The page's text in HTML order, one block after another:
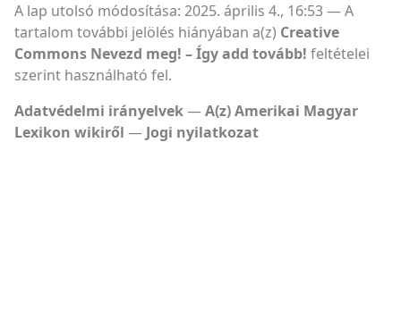
A lap utolsó módosítása: 2025. április 4., 16:53
A
tartalom további jelölés hiányában a(z) Creative
Commons Nevezd meg! – Így add tovább! feltételei
szerint használható fel.
Adatvédelmi irányelvek
A(z) Amerikai Magyar
Lexikon wikiről
Jogi nyilatkozat